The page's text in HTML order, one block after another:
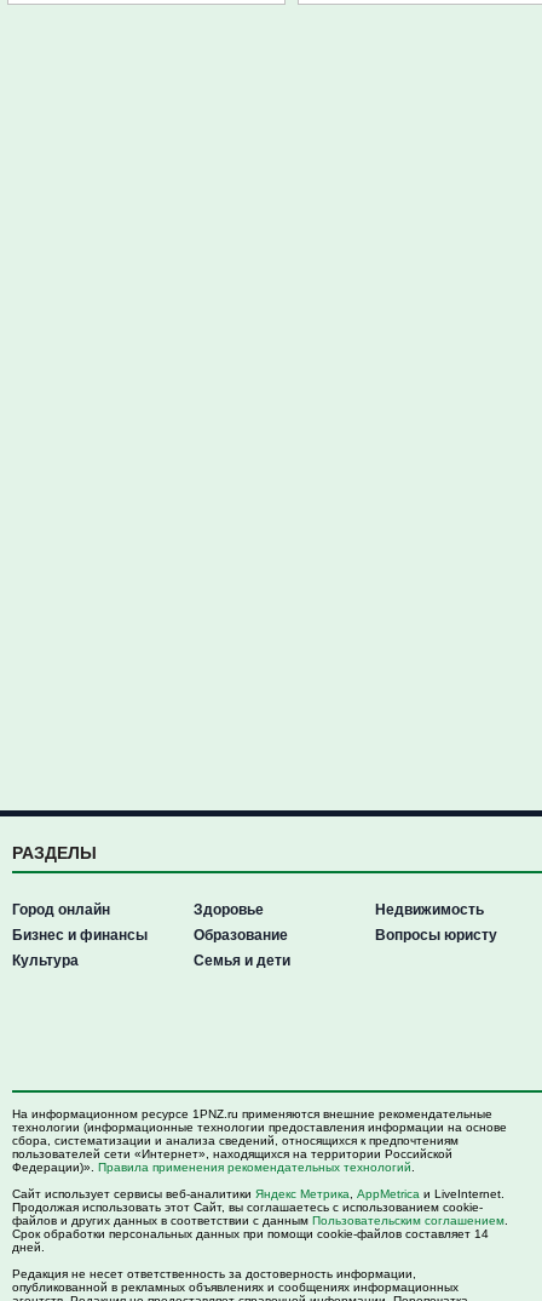
РАЗДЕЛЫ
Город онлайн
Бизнес и финансы
Культура
Здоровье
Образование
Семья и дети
Недвижимость
Вопросы юристу
На информационном ресурсе 1PNZ.ru применяются внешние рекомендательные
технологии (информационные технологии предоставления информации на основе
сбора, систематизации и анализа сведений, относящихся к предпочтениям
пользователей сети «Интернет», находящихся на территории Российской
Федерации)». Правила применения рекомендательных технологий
Сайт использует сервисы веб-аналитики Яндекс Метрика AppMetrica и LiveInternet.
Продолжая использовать этот Сайт, вы соглашаетесь с использованием cookie-
файлов и других данных в соответствии с данным Пользовательским соглашением
Срок обработки персональных данных при помощи cookie-файлов составляет 14
дней.
Редакция не несет ответственность за достоверность информации,
опубликованной в рекламных объявлениях и сообщениях информационных